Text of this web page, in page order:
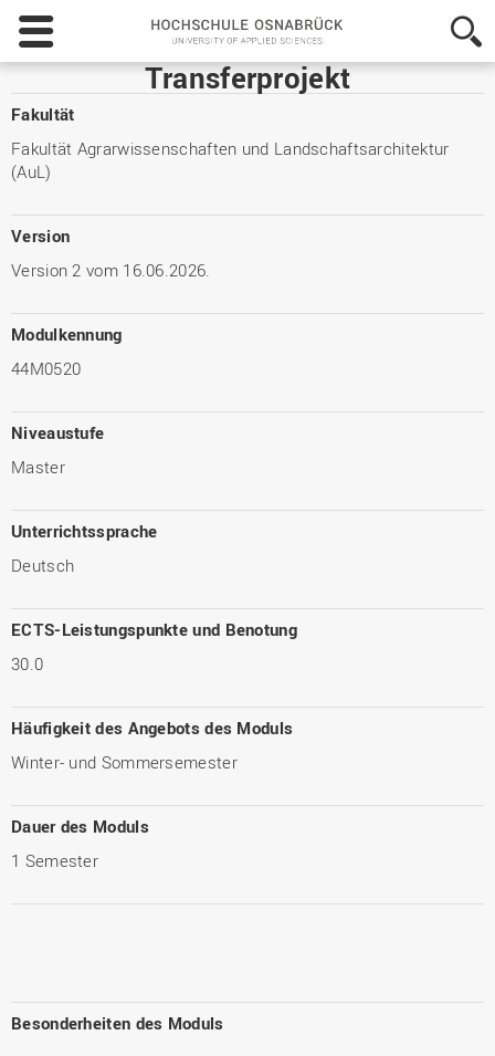
Hochschule
Osnabrück
-
University
Sciences
Transferprojekt
Fakultät
Fakultät Agrarwissenschaften und Landschaftsarchitektur
(AuL)
Version
Version 2 vom 16.06.2026.
Modulkennung
44M0520
Niveaustufe
Master
Unterrichtssprache
Deutsch
ECTS-Leistungspunkte und Benotung
30.0
Häufigkeit des Angebots des Moduls
Winter- und Sommersemester
Dauer des Moduls
1 Semester
Besonderheiten des Moduls